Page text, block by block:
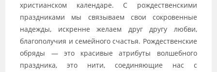
христианском календаре. С рождественскими
праздниками мы связываем свои сокровенные
надежды, искренне желаем друг другу любви,
благополучия и семейного счастья. Рождественские
обряды — это красивые атрибуты волшебного
праздника, это нити, соединяющие нас с